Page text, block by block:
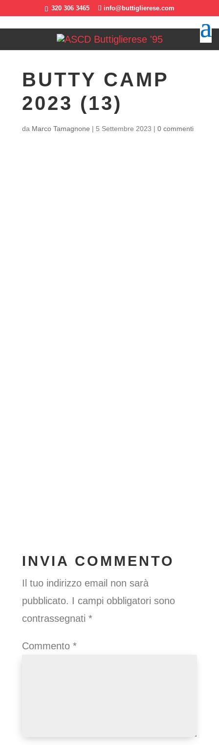
320 306 3465 info@buttiglierese.com
BUTTY CAMP
2023 (13)
da Marco Tamagnone | 5 Settembre 2023 | 0 commenti
INVIA COMMENTO
Il tuo indirizzo email non sarà
pubblicato. I campi obbligatori sono
contrassegnati *
Commento *